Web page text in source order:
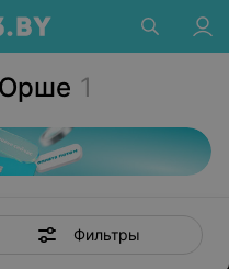
1
Фильтры